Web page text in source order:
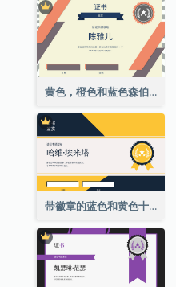
黄色，橙色和蓝色森伯斯特证书
带徽章的蓝色和黄色十年证书